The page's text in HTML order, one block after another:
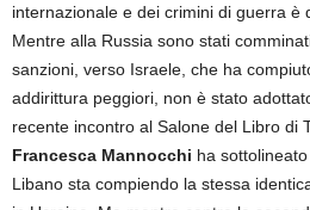
internazionale e dei crimini di guerra è
Mentre alla Russia sono stati
sanzioni, verso Israele, che ha
addirittura peggiori, non è stato
recente incontro al Salone del Libro di
Francesca Mannocchi ha
Libano sta compiendo la stessa